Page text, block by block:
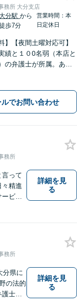
務所 大分支店
大分駅から
歩7分
営業時間：本
日定休日
】【夜間土曜対応可】
績と１０0名弱（本店と
の弁護士が所属。あな
対処できる弁護士が迅
します。
ルでお問い合わせ
務所
言って
々精進
ビス
詳細を見
る
務所
分県に
の法的
士で
詳細を見
る